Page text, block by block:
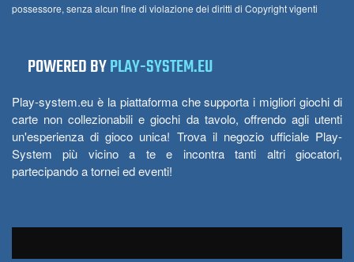
possessore, senza alcun fine di violazione dei diritti di Copyright vigenti
POWERED BYPLAY-SYSTEM.EU
Play-system.eu è la piattaforma che supporta i migliori giochi di
carte non collezionabili e giochi da tavolo, offrendo agli utenti
un'esperienza di gioco unica! Trova il negozio ufficiale Play-
System più vicino a te e incontra tanti altri giocatori,
partecipando a tornei ed eventi!